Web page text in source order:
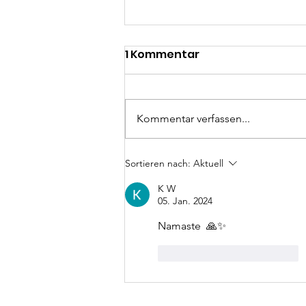
Indien hautnah erleben
🇮🇳🇩🇪
1 Kommentar
Kommentar verfassen...
Sortieren nach: Aktuell
K W
05. Jan. 2024
Namaste  🙏✨